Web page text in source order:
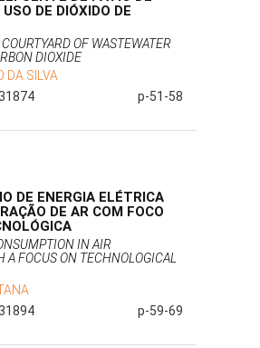
DE DIÓXIDO DE
OF WASTEWATER
DIOXIDE
DA SILVA
p-51-58
DE ENERGIA ELÉTRICA
DE AR COM FOCO
IN AIR
A FOCUS ON TECHNOLOGICAL
p-59-69